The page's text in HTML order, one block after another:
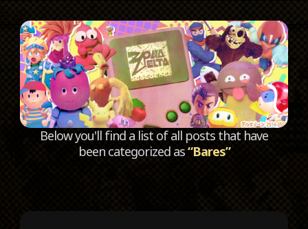
Below you'll find a list of all posts that have
been categorized as“Bares”